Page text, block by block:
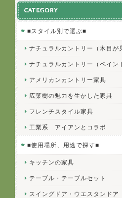
CATEGORY
■スタイル別で選ぶ■
ナチュラルカントリー（木目が
ナチュラルカントリー（ペイン
アメリカンカントリー家具
広葉樹の魅力を生かした家具
フレンチスタイル家具
工業系 アイアンとコラボ
■使用場所、用途で探す■
キッチンの家具
テーブル・テーブルセット
スイングドア・ウエスタンドア